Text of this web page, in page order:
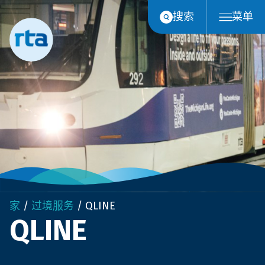
跳
至
内
容
搜索 菜单
家 / 过境服务 / QLINE
QLINE